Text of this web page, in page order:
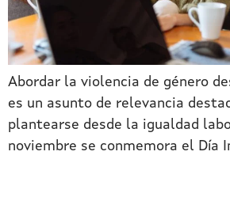
Abordar la violencia de género
es un asunto de relevancia
plantearse desde la igualdad
noviembre se conmemora el Día